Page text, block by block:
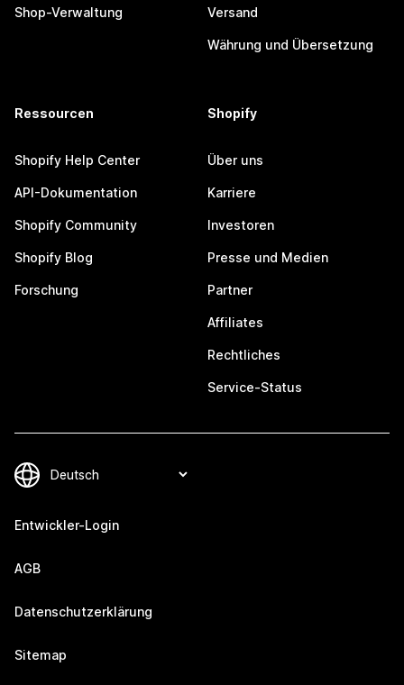
Shop-Verwaltung Versand
Währung und Übersetzung
Ressourcen
Shopify Help Center
API-Dokumentation
Shopify Community
Shopify Blog
Forschung
Shopify
Über uns
Karriere
Investoren
Presse und Medien
Partner
Affiliates
Rechtliches
Service-Status
Entwickler-Login
AGB
Datenschutzerklärung
Sitemap